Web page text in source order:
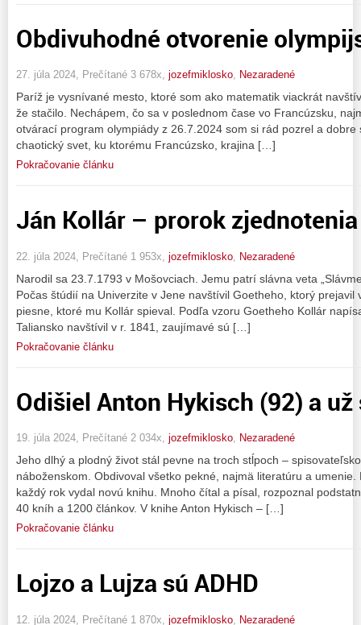
Obdivuhodné otvorenie
27. júla 2024, Prečítané 3 678x, jozefmiklosko, Nezaradené
Paríž je vysnívané mesto, ktoré som ako matematik viackrát
že stačilo. Nechápem, čo sa v poslednom čase vo Francúzsku,
otvárací program olympiády z 26.7.2024 som si rád pozrel a dobre
chaotický svet, ku ktorému Francúzsko, krajina […]
Pokračovanie článku
Ján Kollár – prorok
22. júla 2024, Prečítané 1 953x, jozefmiklosko Nezaradené
Narodil sa 23.7.1793 v Mošovciach. Jemu patrí slávna veta
Počas štúdií na Univerzite v Jene navštívil Goetheho, ktorý
piesne, ktoré mu Kollár spieval. Podľa vzoru Goetheho Kollár
Taliansko navštívil v r. 1841, zaujímavé sú […]
Pokračovanie článku
Odišiel Anton Hykisch (92) a
19. júla 2024, Prečítané 2 034x, jozefmiklosko, Nezaradené
Jeho dlhý a plodný život stál pevne na troch stĺpoch –
náboženskom. Obdivoval všetko pekné, najmä literatúru a
každý rok vydal novú knihu. Mnoho čítal a písal, rozpoznal
40 kníh a 1200 článkov. V knihe Anton Hykisch – […]
Pokračovanie článku
Lojzo a Lujza sú ADHD
12. júla 2024, Prečítané 1 870x, jozefmiklosko Nezaradené